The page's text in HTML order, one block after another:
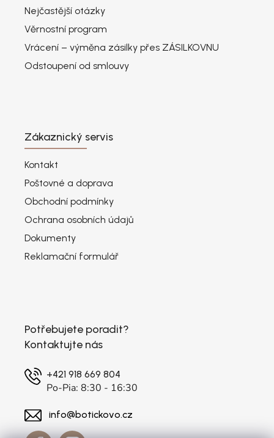
Nejčastější otázky
Věrnostní program
Vrácení – výměna zásilky přes ZÁSILKOVNU
Odstoupení od smlouvy
Zákaznický servis
Kontakt
Poštovné a doprava
Obchodní podmínky
Ochrana osobních údajů
Dokumenty
Reklamační formulář
Potřebujete poradit?
Kontaktujte nás
+421 918 669 804
Po-Pia: 8:30 - 16:30
info@botickovo.cz